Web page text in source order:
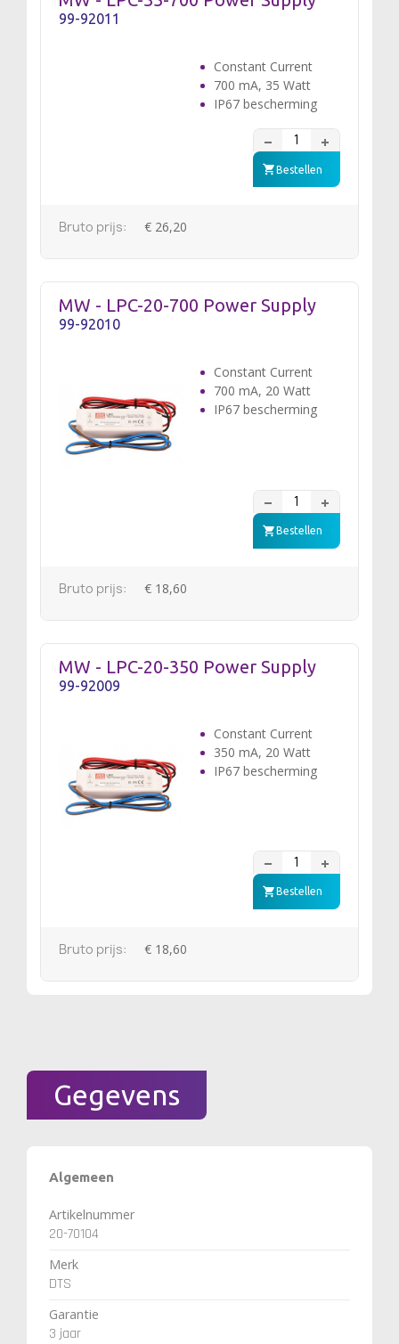
99-92011
Constant Current
700 mA, 35 Watt
IP67 bescherming
Bestellen
Bruto prijs: € 26,20
MW - LPC-20-700 Power Supply
99-92010
Constant Current
700 mA, 20 Watt
IP67 bescherming
Bestellen
Bruto prijs: € 18,60
MW - LPC-20-350 Power Supply
99-92009
Constant Current
350 mA, 20 Watt
IP67 bescherming
Bestellen
Bruto prijs: € 18,60
Gegevens
Algemeen
Artikelnummer
20-70104
Merk
DTS
Garantie
3 jaar